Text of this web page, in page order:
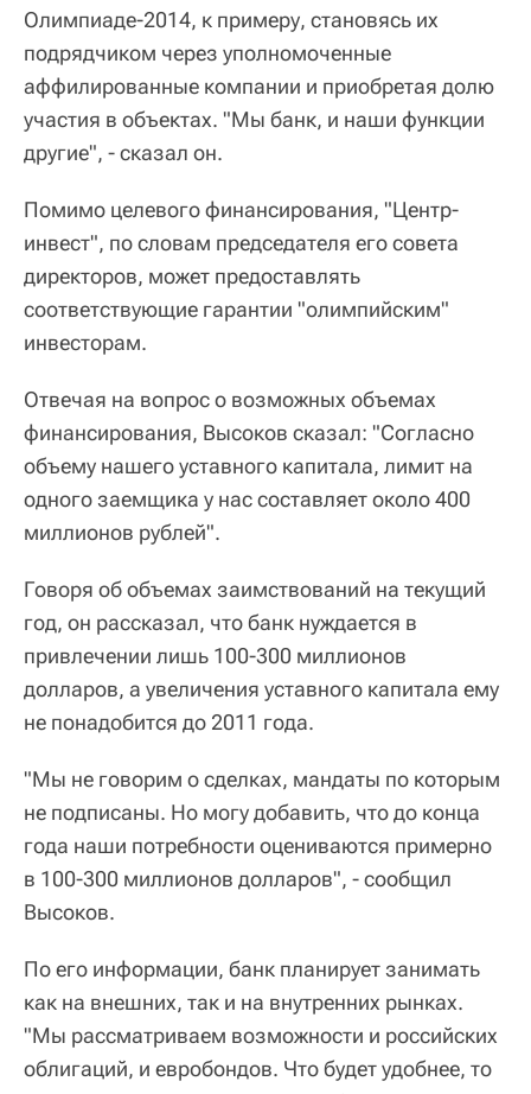
Олимпиаде-2014, к примеру, становясь их
подрядчиком через уполномоченные
аффилированные компании и приобретая долю
участия в объектах. "Мы банк, и наши функции
другие", - сказал он.
Помимо целевого финансирования, "Центр-
инвест", по словам председателя его совета
директоров, может предоставлять
соответствующие гарантии "олимпийским"
инвесторам.
Отвечая на вопрос о возможных объемах
финансирования, Высоков сказал: "Согласно
объему нашего уставного капитала, лимит на
одного заемщика у нас составляет около 400
миллионов рублей".
Говоря об объемах заимствований на текущий
год, он рассказал, что банк нуждается в
привлечении лишь 100-300 миллионов
долларов, а увеличения уставного капитала ему
не понадобится до 2011 года.
"Мы не говорим о сделках, мандаты по которым
не подписаны. Но могу добавить, что до конца
года наши потребности оцениваются примерно
в 100-300 миллионов долларов", - сообщил
Высоков.
По его информации, банк планирует занимать
как на внешних, так и на внутренних рынках.
"Мы рассматриваем возможности и российских
облигаций, и евробондов. Что будет удобнее, то